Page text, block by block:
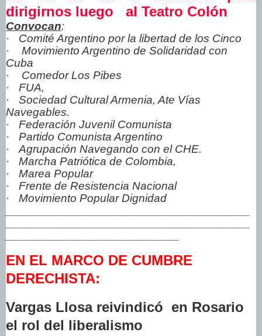
dirigirnos luego al Teatro Colón
Convocan:
·
Comité Argentino por la libertad de los Cinco
·
Movimiento Argentino de Solidaridad con
Cuba
·
Comedor Los Pibes
·
FUA,
·
Sociedad Cultural Armenia, Ate Vías
Navegables.
·
Federación Juvenil Comunista
·
Partido Comunista Argentino
·
Agrupación Navegando con el CHE.
·
Marcha Patriótica de Colombia,
·
Marea Popular
·
Frente de Resistencia Nacional
·
Movimiento Popular Dignidad
EN EL MARCO DE CUMBRE
DERECHISTA:
Vargas Llosa reivindicó en Rosario
el rol del liberalismo